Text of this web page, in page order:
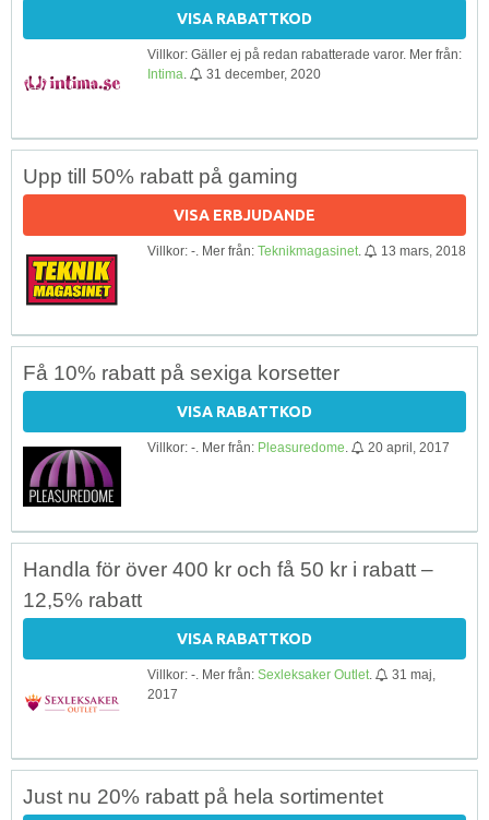
VISA RABATTKOD
Villkor: Gäller ej på redan rabatterade varor. Mer från:
Intima
31 december, 2020
Upp till 50% rabatt på gaming
VISA ERBJUDANDE
Villkor: -. Mer från: Teknikmagasinet 13 mars, 2018
Få 10% rabatt på sexiga korsetter
VISA RABATTKOD
Villkor: -. Mer från: Pleasuredome 20 april, 2017
Handla för över 400 kr och få 50 kr i rabatt –
12,5% rabatt
VISA RABATTKOD
Villkor: -. Mer från: Sexleksaker Outlet
31 maj,
2017
Just nu 20% rabatt på hela sortimentet